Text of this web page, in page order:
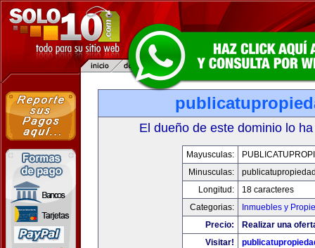
El dueño de este dominio lo
Mayusculas:
Minusculas:
Longitud:
18 caracteres
Categorias:
Inmuebles y
Precio:
Realizar una
Visitar!